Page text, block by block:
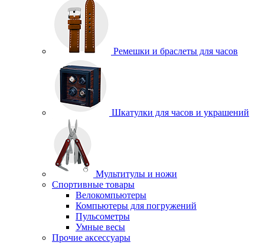
Ремешки и браслеты для часов
Шкатулки для часов и украшений
Мультитулы и ножи
Спортивные товары
Велокомпьютеры
Компьютеры для погружений
Пульсометры
Умные весы
Прочие аксессуары